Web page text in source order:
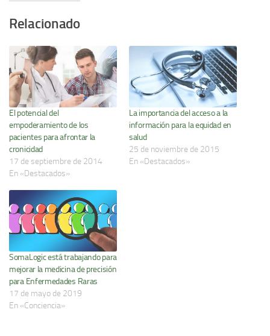
Relacionado
El potencial del
empoderamiento de los
pacientes para afrontar la
cronicidad
17 de septiembre de 2014
En «Destacados»
La importancia del acceso a la
información para la equidad en
salud
25 de noviembre de 2015
En «Destacados»
SomaLogic está trabajando para
mejorar la medicina de precisión
para Enfermedades Raras
17 de mayo de 2019
En «Conciencia»